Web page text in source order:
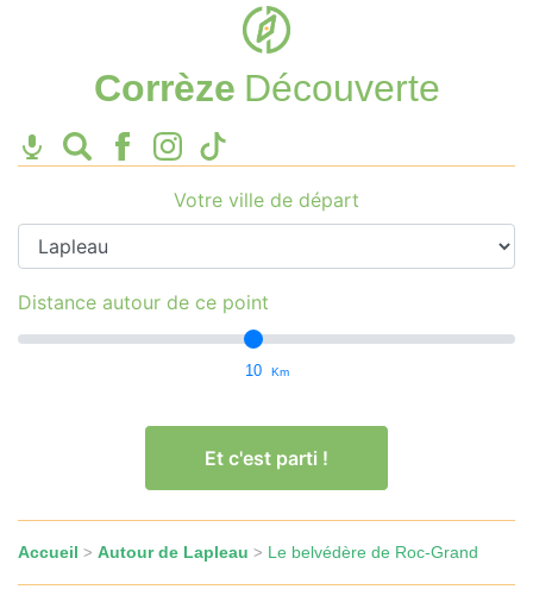
Corrèze Découverte
Votre ville de départ
Distance autour de ce point
10 Km
Et c'est parti !
Accueil > Autour de Lapleau > Le belvédère de Roc-Grand